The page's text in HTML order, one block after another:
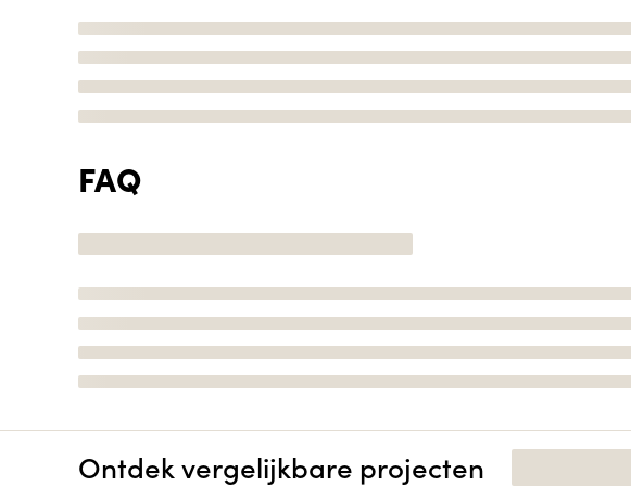
FAQ
Ontdek vergelijkbare projecten